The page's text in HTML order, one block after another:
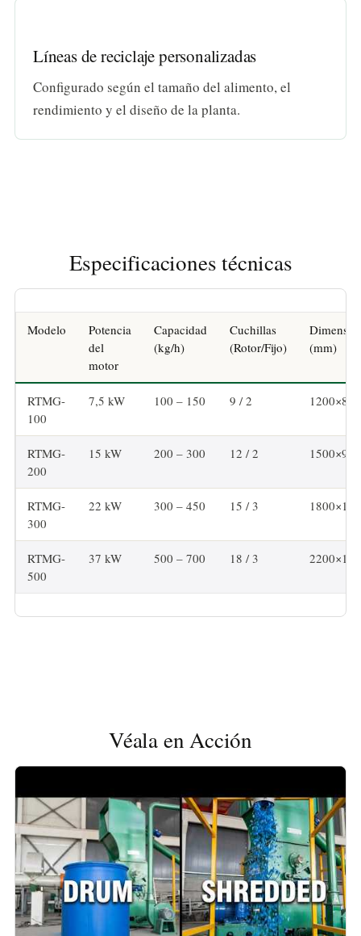
Líneas de reciclaje personalizadas
Configurado según el tamaño del alimento, el
rendimiento y el diseño de la planta.
Especificaciones técnicas
Modelo
Potencia
del
motor
Capacidad
(kg/h)
Cuchillas
(Rotor/Fijo)
(mm)
RTMG-
100
7,5 kW 100 – 150 9 / 2
RTMG-
200
15 kW 200 – 300 12 / 2
RTMG-
300
22 kW 300 – 450 15 / 3
RTMG-
500
37 kW 500 – 700 18 / 3
Véala en Acción